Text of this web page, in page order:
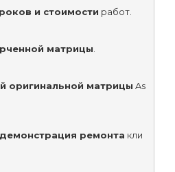
и стоимости работ.
матрицы
оригинальной матрицы As
демонстрация ремонта кли